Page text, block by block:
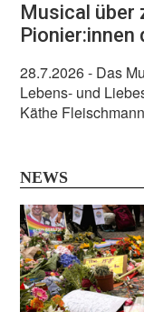
Musical über
Pionier:innen
28.7.2026- Das
Lebens- und
Käthe
NEWS